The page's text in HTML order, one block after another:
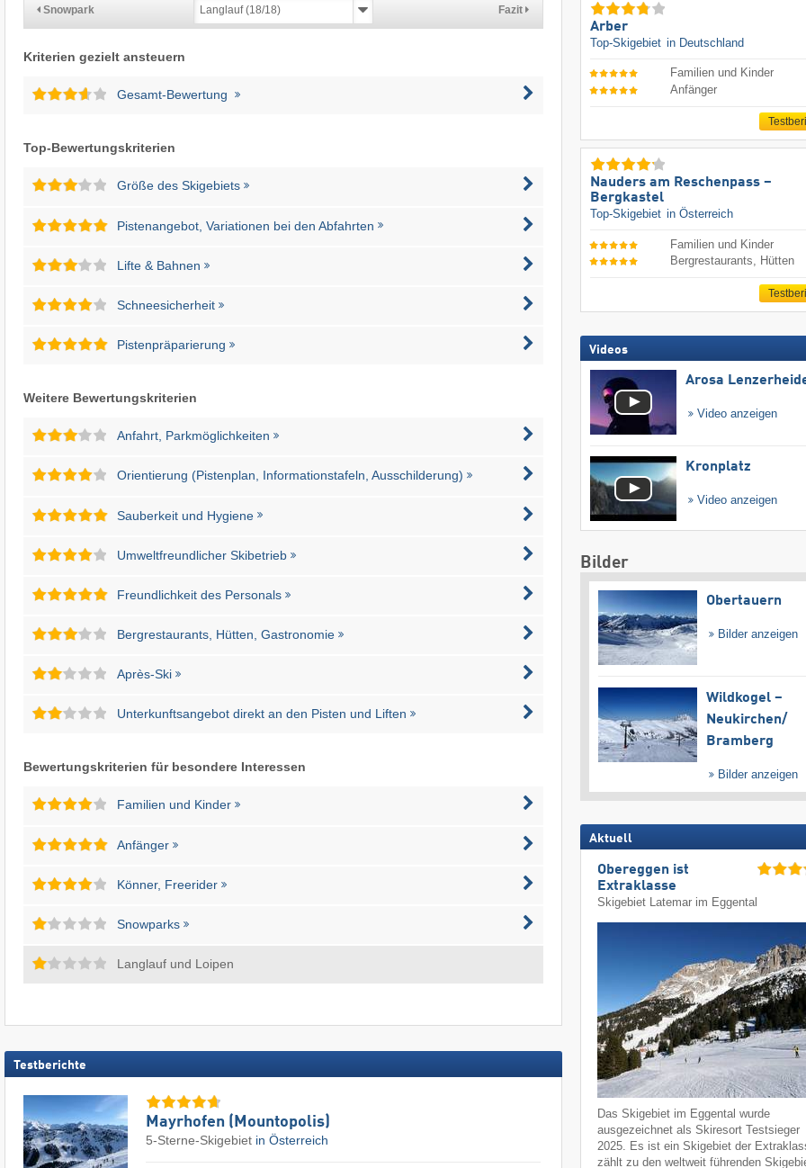
Snowpark Fazit
Kriterien gezielt ansteuern
Gesamt-Bewertung
Top-Bewertungskriterien
Größe des Skigebiets
Pistenangebot, Variationen bei den Abfahrten
Lifte & Bahnen
Schneesicherheit
Pistenpräparierung
Weitere Bewertungskriterien
Anfahrt, Parkmöglichkeiten
Orientierung (Pistenplan, Informationstafeln, Ausschilderung)
Sauberkeit und Hygiene
Umweltfreundlicher Skibetrieb
Freundlichkeit des Personals
Bergrestaurants, Hütten, Gastronomie
Après-Ski
Unterkunftsangebot direkt an den Pisten und Liften
Bewertungskriterien für besondere Interessen
Familien und Kinder
Anfänger
Könner, Freerider
Snowparks
Langlauf und Loipen
Testberichte
Mayrhofen (Mountopolis)
5-Sterne-Skigebiet in Österreich
Arber
Top-Skigebiet in Deutschland
Familien und Kinder
Anfänger
Nauders am Reschenpass –
Bergkastel
Top-Skigebiet in Österreich
Familien und Kinder
Bergrestaurants, Hütten
Videos
Arosa
Video anzeigen
Kronplatz
Video anzeigen
Bilder
Obertauern
Bilder anzeigen
Wildkogel –
Neukirchen/​
Bramberg
Bilder anzeigen
Aktuell
Obereggen ist
Extraklasse
Skigebiet Latemar im Eggental
Das Skigebiet im Eggental wurde
ausgezeichnet als Skiresort Testsieger
2025. Es ist ein Skigebiet der
zählt zu den weltweit führenden